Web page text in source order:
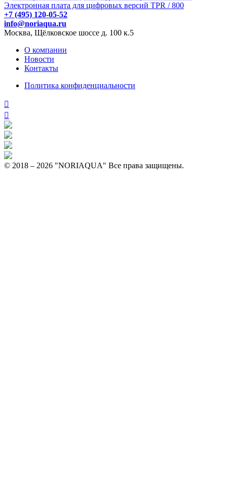
Электронная плата для цифровых версий TPR / 800
+7 (495) 120-05-52
info@noriaqua.ru
Москва, Щёлковское шоссе д. 100 к.5
О компании
Новости
Контакты
Политика конфиденциальности
© 2018 – 2026 "NORIAQUA" Все права защищены.